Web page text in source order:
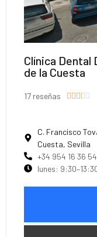
Clínica Dental
de la Cuesta
17 reseñas 
C. Francisco
Cuesta, Sevilla
+34 954 16 36 54
lunes: